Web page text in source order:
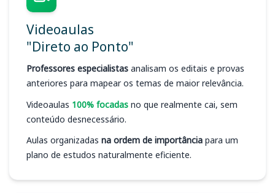
Videoaulas
"Direto ao Ponto"
Professores especialistas analisam os editais e provas
anteriores para mapear os temas de maior relevância.
Videoaulas 100% focadas no que realmente cai, sem
conteúdo desnecessário.
Aulas organizadas na ordem de importância para um
plano de estudos naturalmente eficiente.